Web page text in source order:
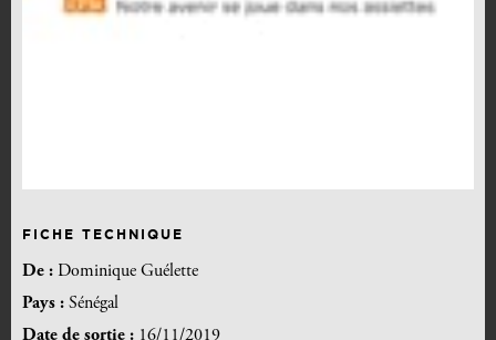
FICHE TECHNIQUE
De : Dominique Guélette
Pays : Sénégal
Date de sortie : 16/11/2019